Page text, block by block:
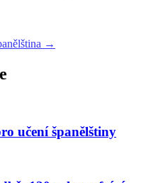
→
učení španělštiny